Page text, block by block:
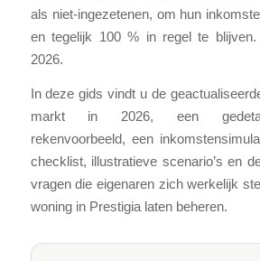
als niet-ingezetenen, om hun
en tegelijk 100 % in regel te
2026.
In deze gids vindt u de
markt in 2026, een
rekenvoorbeeld, een
checklist, illustratieve scenario’s en
vragen die eigenaren zich werkelijk
woning in Prestigia laten beheren.